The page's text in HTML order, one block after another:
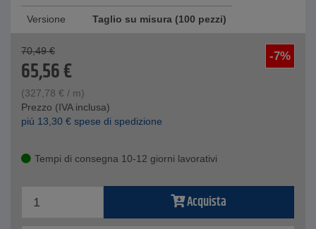
Versione Taglio su misura (100 pezzi)
-7%
70,49 €
65,56€
(327,78 € / m)
Prezzo (IVA inclusa)
piú 13,30 € spese di spedizione
Tempi di consegna 10-12 giorni lavorativi
Acquista